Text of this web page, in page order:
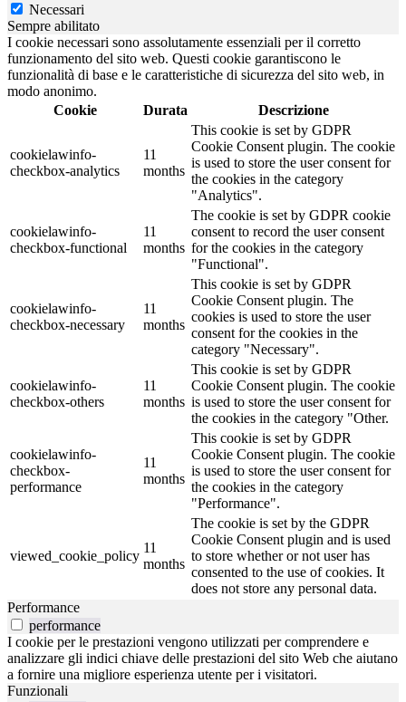
Necessari
Sempre abilitato
I cookie necessari sono assolutamente essenziali per il corretto
funzionamento del sito web. Questi cookie garantiscono le
funzionalità di base e le caratteristiche di sicurezza del sito web, in
modo anonimo.
Cookie
Durata Descrizione
cookielawinfo-
checkbox-analytics
11
months
This cookie is set by GDPR
Cookie Consent plugin. The cookie
is used to store the user consent for
the cookies in the category
"Analytics".
cookielawinfo-
checkbox-functional
11
months
The cookie is set by GDPR cookie
consent to record the user consent
for the cookies in the category
"Functional".
cookielawinfo-
checkbox-necessary
11
months
This cookie is set by GDPR
Cookie Consent plugin. The
cookies is used to store the user
consent for the cookies in the
category "Necessary".
cookielawinfo-
checkbox-others
11
months
This cookie is set by GDPR
Cookie Consent plugin. The cookie
is used to store the user consent for
the cookies in the category "Other.
cookielawinfo-
checkbox-
performance
11
months
This cookie is set by GDPR
Cookie Consent plugin. The cookie
is used to store the user consent for
the cookies in the category
"Performance".
viewed_cookie_policy
11
months
The cookie is set by the GDPR
Cookie Consent plugin and is used
to store whether or not user has
consented to the use of cookies. It
does not store any personal data.
Performance
performance
I cookie per le prestazioni vengono utilizzati per comprendere e
analizzare gli indici chiave delle prestazioni del sito Web che aiutano
a fornire una migliore esperienza utente per i visitatori.
Funzionali